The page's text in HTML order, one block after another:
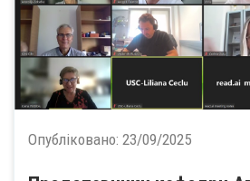
Опубліковано: 23/09/2025